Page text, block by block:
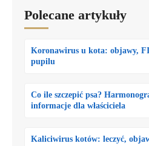
Polecane artykuły
Koronawirus u kota: objawy,
pupilu
Co ile szczepić psa?
informacje dla właściciela
Kaliciwirus kotów: leczyć,